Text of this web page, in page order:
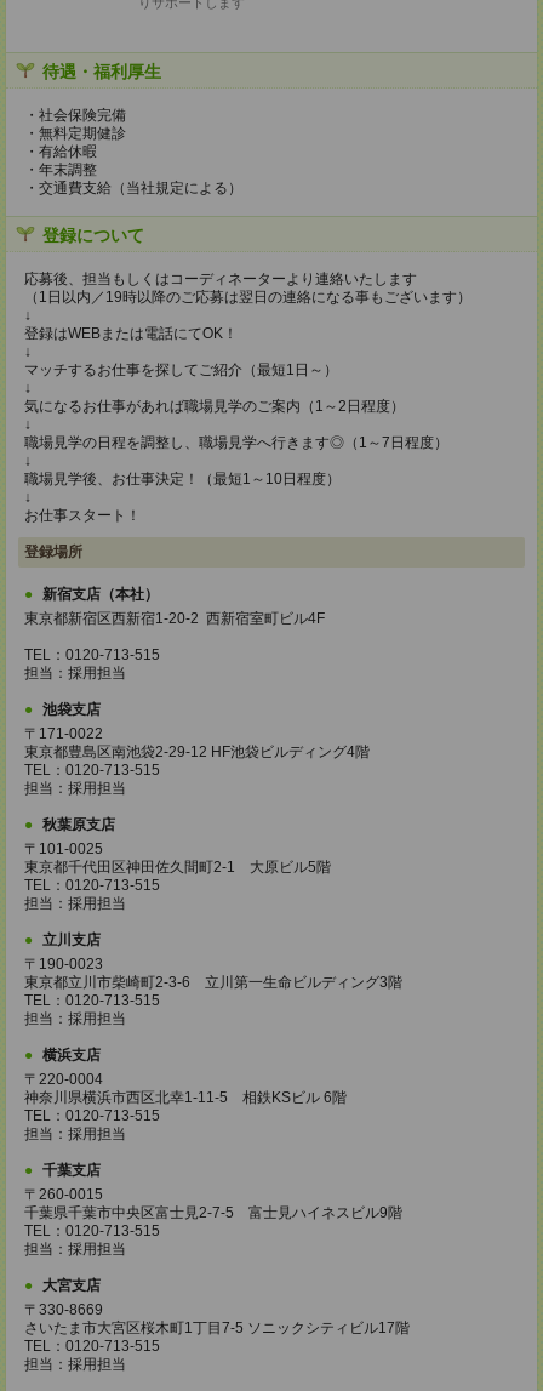
待遇・福利厚生
・社会保険完備
・無料定期健診
・有給休暇
・年末調整
・交通費支給（当社規定による）
登録について
応募後、担当もしくはコーディネーターより連絡いたします
（1日以内／19時以降のご応募は翌日の連絡になる事もございます）
↓
登録はWEBまたは電話にてOK！
↓
マッチするお仕事を探してご紹介（最短1日～）
↓
気になるお仕事があれば職場見学のご案内（1～2日程度）
↓
職場見学の日程を調整し、職場見学へ行きます◎（1～7日程度）
↓
職場見学後、お仕事決定！（最短1～10日程度）
↓
お仕事スタート！
登録場所
新宿支店（本社）
東京都新宿区西新宿1-20-2 西新宿室町ビル4F
TEL：0120-713-515
担当：採用担当
池袋支店
〒171-0022
東京都豊島区南池袋2-29-12 HF池袋ビルディング4階
TEL：0120-713-515
担当：採用担当
秋葉原支店
〒101-0025
東京都千代田区神田佐久間町2-1 大原ビル5階
TEL：0120-713-515
担当：採用担当
立川支店
〒190-0023
東京都立川市柴崎町2-3-6 立川第一生命ビルディング3階
TEL：0120-713-515
担当：採用担当
横浜支店
〒220-0004
神奈川県横浜市西区北幸1-11-5 相鉄KSビル 6階
TEL：0120-713-515
担当：採用担当
千葉支店
〒260-0015
千葉県千葉市中央区富士見2-7-5 富士見ハイネスビル9階
TEL：0120-713-515
担当：採用担当
大宮支店
〒330-8669
さいたま市大宮区桜木町1丁目7-5 ソニックシティビル17階
TEL：0120-713-515
担当：採用担当